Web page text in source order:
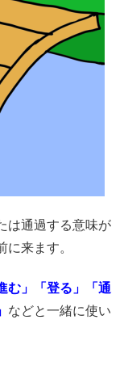
は通過する意味が
に来ます。
む」「登る」「通
などと一緒に使い